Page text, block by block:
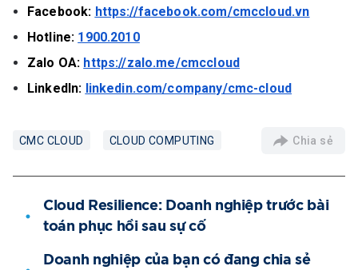
Facebook: https://facebook.com/cmccloud.vn
Hotline: 1900.2010
Zalo OA: https://zalo.me/cmccloud
LinkedIn: linkedin.com/company/cmc-cloud
CMC CLOUD CLOUD COMPUTING Chia sẻ
Cloud Resilience: Doanh nghiệp trước bài
toán phục hồi sau sự cố
Doanh nghiệp của bạn có đang chia sẻ